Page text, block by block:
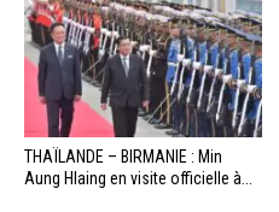
THAÏLANDE – BIRMANIE : Min
Aung Hlaing en visite officielle à...